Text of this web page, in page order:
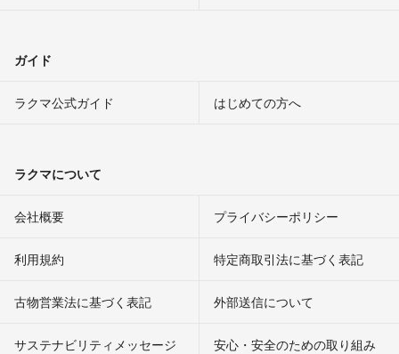
ガイド
ラクマ公式ガイド はじめての方へ
ラクマについて
会社概要 プライバシーポリシー
利用規約 特定商取引法に基づく表記
古物営業法に基づく表記 外部送信について
サステナビリティメッセージ 安心・安全のための取り組み